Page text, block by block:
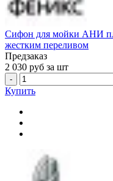
Сифон для мойки АНИ
жестким переливом
Предзаказ
2 030 руб за шт
-
Купить